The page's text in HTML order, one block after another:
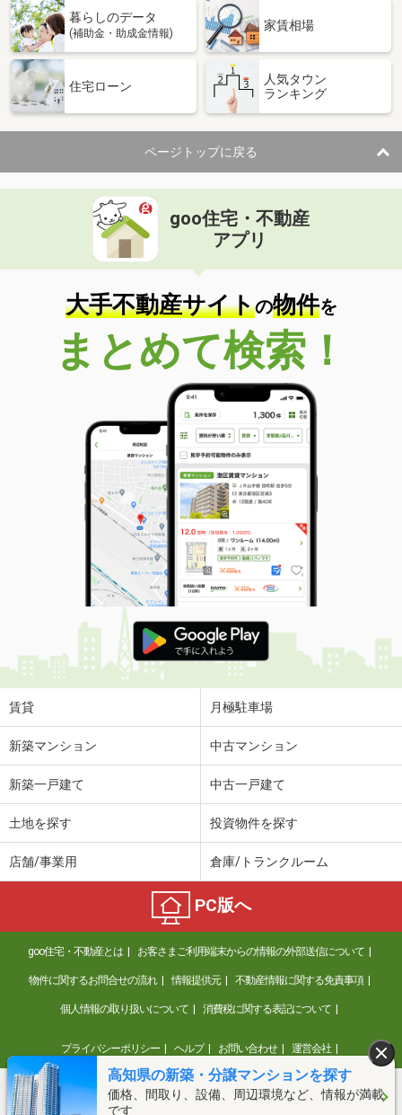
暮らしのデータ
(補助金・助成金情報)
家賃相場
住宅ローン
人気タウン
ランキング
高知県の新築・分譲マンションを探す
価格、間取り、設備、周辺環境など、情報が満載
です
ページトップに戻る
goo住宅・不動産
アプリ
大手不動産サイトの物件を
まとめて検索！
賃貸 月極駐車場
新築マンション 中古マンション
新築一戸建て 中古一戸建て
土地を探す 投資物件を探す
店舗/事業用 倉庫/トランクルーム
PC版へ
goo住宅・不動産とは お客さまご利用端末からの情報の外部送信について
物件に関するお問合せの流れ 情報提供元 不動産情報に関する免責事項
個人情報の取り扱いについて 消費税に関する表記について
プライバシーポリシー ヘルプ お問い合わせ 運営会社
©NTT DOCOMO